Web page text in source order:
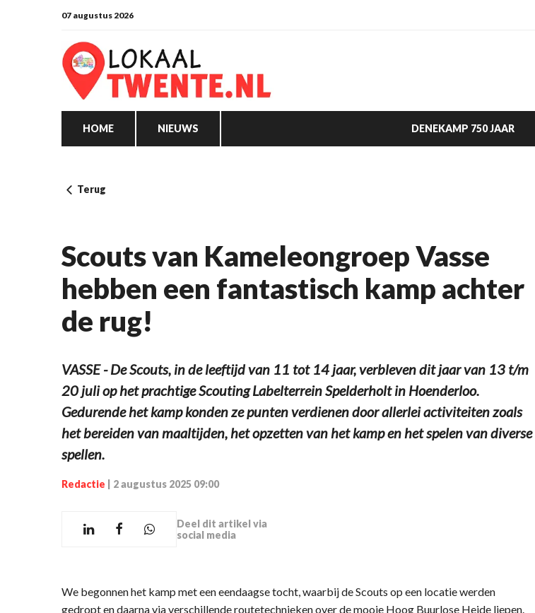
07 augustus 2026
HOME NIEUWS DENEKAMP 750 JAAR
Terug
Scouts van Kameleongroep Vasse
hebben een fantastisch kamp achter
de rug!
VASSE - De Scouts, in de leeftijd van 11 tot 14 jaar, verbleven dit jaar van 13 t/m
20 juli op het prachtige Scouting Labelterrein Spelderholt in Hoenderloo.
Gedurende het kamp konden ze punten verdienen door allerlei activiteiten zoals
het bereiden van maaltijden, het opzetten van het kamp en het spelen van diverse
spellen.
Redactie 2 augustus 2025 09:00
Deel dit artikel via
social media
We begonnen het kamp met een eendaagse tocht, waarbij de Scouts op een locatie werden
gedropt en daarna via verschillende routetechnieken over de mooie Hoog Buurlose Heide liepen.